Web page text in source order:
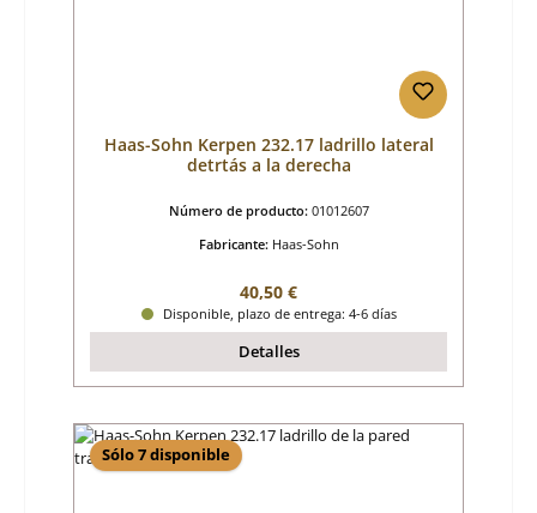
Haas-Sohn Kerpen 232.17 ladrillo lateral
detrtás a la derecha
Número de producto: 01012607
Fabricante: Haas-Sohn
Precio normal:
40,50 €
Disponible, plazo de entrega: 4-6 días
Detalles
Sólo 7 disponible